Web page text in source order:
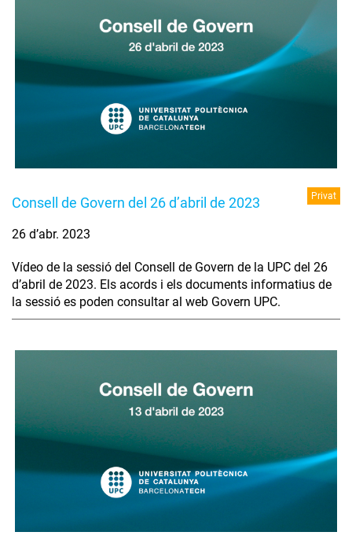
Consell de Govern del 26 d’abril de 2023 Privat
26 d’abr. 2023
Vídeo de la sessió del Consell de Govern de la UPC del 26
d’abril de 2023. Els acords i els documents informatius de
la sessió es poden consultar al web Govern UPC.